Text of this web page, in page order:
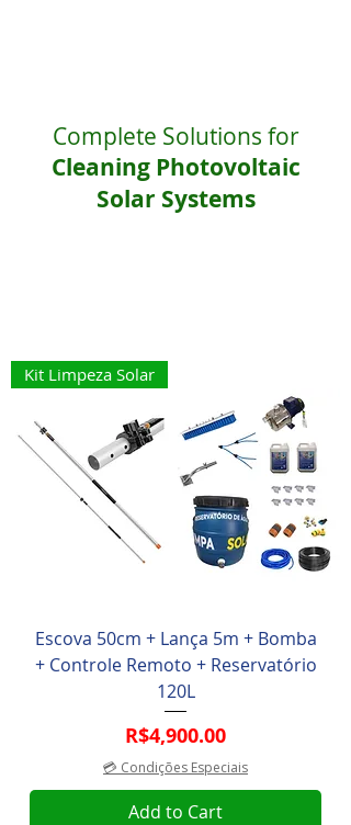
Complete Solutions for
Cleaning Photovoltaic
Solar Systems
Kit Limpeza Solar
Escova 50cm + Lança 5m + Bomba
+ Controle Remoto + Reservatório
120L
Price
R$4,900.00
💳 Condições Especiais
Add to Cart